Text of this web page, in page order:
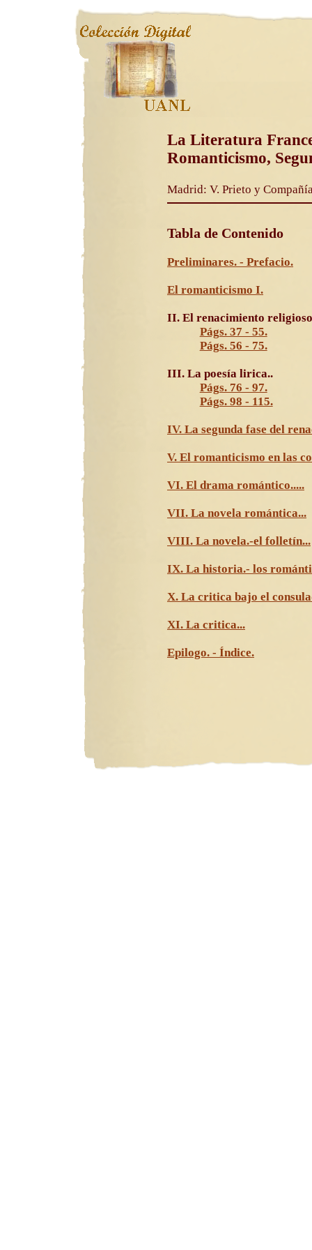
La Literatura
Romanticismo,
Madrid: V. Prieto y
Tabla de Contenido
Preliminares. - Prefacio.
El romanticismo I.
II. El renacimiento
Págs. 37 - 55.
Págs. 56 - 75.
III. La poesía lirica..
Págs. 76 - 97.
Págs. 98 - 115.
IV. La segunda fase del
V. El romanticismo en las
VI. El drama romántico.....
VII. La novela romántica...
VIII. La novela.-el folletín...
IX. La historia.- los
X. La critica bajo el
XI. La critica...
Epilogo. - Índice.